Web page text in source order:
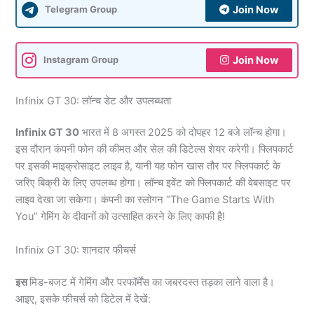
Telegram Group Join Now
Instagram Group Join Now
Infinix GT 30: लॉन्च डेट और उपलब्धता
Infinix GT 30 भारत में 8 अगस्त 2025 को दोपहर 12 बजे लॉन्च होगा।
इस दौरान कंपनी फोन की कीमत और सेल की डिटेल्स शेयर करेगी। फ्लिपकार्ट
पर इसकी माइक्रोसाइट लाइव है, यानी यह फोन खास तौर पर फ्लिपकार्ट के
जरिए बिक्री के लिए उपलब्ध होगा। लॉन्च इवेंट को फ्लिपकार्ट की वेबसाइट पर
लाइव देखा जा सकेगा। कंपनी का स्लोगन “The Game Starts With
You” गेमिंग के दीवानों को उत्साहित करने के लिए काफी है!
Infinix GT 30: शानदार फीचर्स
इसमिड-बजट में गेमिंग और परफॉर्मेंस का जबरदस्त तड़का लाने वाला है।
आइए, इसके फीचर्स को डिटेल में देखें: